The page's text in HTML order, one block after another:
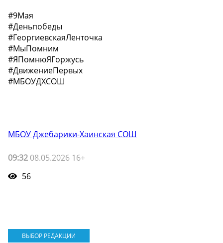
#9Мая
#Деньпобеды
#ГеоргиевскаяЛенточка
#МыПомним
#ЯПомнюЯГоржусь
#ДвижениеПервых
#МБОУДХСОШ
МБОУ Джебарики-Хаинская СОШ
09:32 08.05.2026 16+
56
ВЫБОР РЕДАКЦИИ